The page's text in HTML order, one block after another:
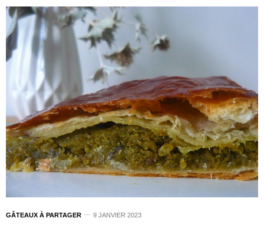
GÂTEAUX À PARTAGER 9 JANVIER 2023